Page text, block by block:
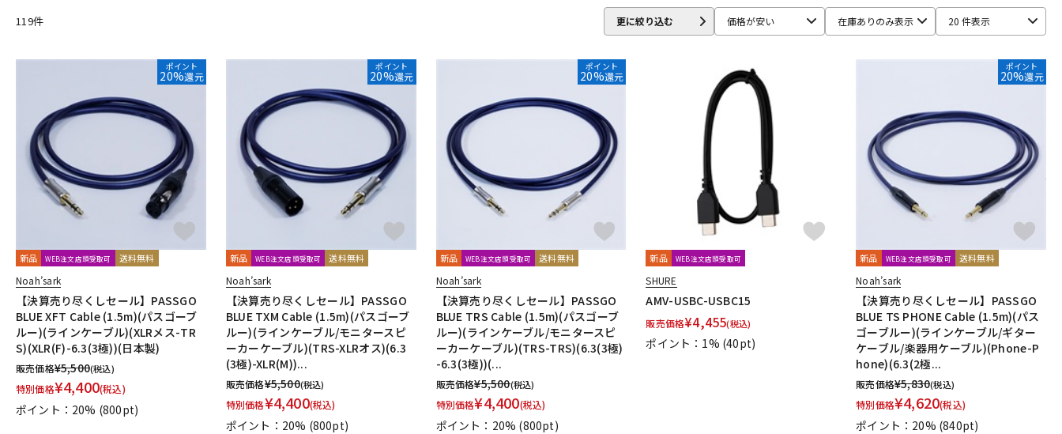
DYNAUDIO PRO Ear Trumpet Labs EARTHWORKS
Ehrlund Microphone
Electro Harmonix
Eventide EXFORM Fischer Amps FMR AUDIO FOCAL
Focusrite
G-K
GATOR Frameworks GOLDEN AGE PROJECT GRACE design Groove Tubes HEADREC
HERCULES
Heritage Audio HUMPBACK ENGINEERING IGS Audio Ikebe Original infist Design ISO ACOUSTICS ISOVOX
JZ Microphones
K.W.S KAKASHI Professional Stands KAOTICA KENTON Kikutani KORG KOTOBUKI KRK KVOX
L-O
Lauten Audio Lexicon Line6 LOJECT maag audio MACKIE MANLEY marantz Professional MATRIX Mee audio
Millennia
MINI-SONEX MISTRAL MOGAMI Mojave Audio Monkey Banana MONSTER CABLE Morton Microphone Systems Musikelectronic Geithain MUTEC MUZEN
NEUMANN
Noah’sark
OHASHI OLLO AUDIO onso
Peluso PhoenixAudio Pioneer DJ PRIMACOUSTIC Primo PROIDEA
Providence
Pueblo Audio PULSE Purple audio QUIK LOK Radial Rational Acoustics reloop reProducer Audio Rhapsodio Roger Mayer Roland
Ronk Japan
Roswell Pro Audio
RUPERT NEVE DESIGNS Samar Audio Design SCHOEPS
SENNHEISER
Shadow Hills Industries
SHINYA’S STUDIO SHIZUKA SHURE SLR Studios SONTRONICS SoundCraft SSL(Solid State Logic) STAX
STEDMAN
Steven Slate Audio Superlux SUZUKI Sym・Proceed
T-Z
TAKACHI TAMA TANNOY TASCAM tc electronic TC helicon Teenage Engineering TELEFUNKEN Thermionic Culture Tonelux Townsend Labs
T-REX
TRIAL
Triprop TRUE DYNA TUBE-TECH ULTIMATE ULTRASONE Universal Audio
unknown
VELCRO(R) Brand
Vertigo Sound Vintech Audio V-MODA Vocal Mist WAVES WesAudio
Wunder Audio
Xvive YAXI Zahl ZAOR
119件 更に絞り込む 価格が安い 在庫ありのみ表示 20 件表示
ポイント
20%還元
新品 WEB注文店頭受取可 送料無料
Noah’sark
【決算売り尽くしセール】PASSGO
BLUE XFT Cable (1.5m)(パスゴーブ
ルー)(ラインケーブル)(XLRメス-TR
S)(XLR(F)-6.3(3極))(日本製)
販売価格¥5,500(税込)
特別価格¥4,400(税込)
ポイント：20% (800pt)
ポイント
20%還元
新品 WEB注文店頭受取可 送料無料
Noah’sark
【決算売り尽くしセール】PASSGO
BLUE TXM Cable (1.5m)(パスゴーブ
ルー)(ラインケーブル/モニタースピ
ーカーケーブル)(TRS-XLRオス)(6.3
(3極)-XLR(M))...
販売価格¥5,500(税込)
特別価格¥4,400(税込)
ポイント：20% (800pt)
ポイント
20%還元
新品 WEB注文店頭受取可 送料無料
Noah’sark
【決算売り尽くしセール】PASSGO
BLUE TRS Cable (1.5m)(パスゴーブ
ルー)(ラインケーブル/モニタースピ
ーカーケーブル)(TRS-TRS)(6.3(3極)
-6.3(3極))(...
販売価格¥5,500(税込)
特別価格¥4,400(税込)
ポイント：20% (800pt)
新品 WEB注文店頭受取可
SHURE
AMV-USBC-USBC15
販売価格¥4,455(税込)
ポイント：1% (40pt)
ポイント
20%還元
新品 WEB注文店頭受取可 送料無料
Noah’sark
【決算売り尽くしセール】PASSGO
BLUE TS PHONE Cable (1.5m)(パス
ゴーブルー)(ラインケーブル/ギター
ケーブル/楽器用ケーブル)(Phone-P
hone)(6.3(2極...
販売価格¥5,830(税込)
特別価格¥4,620(税込)
ポイント：20% (840pt)